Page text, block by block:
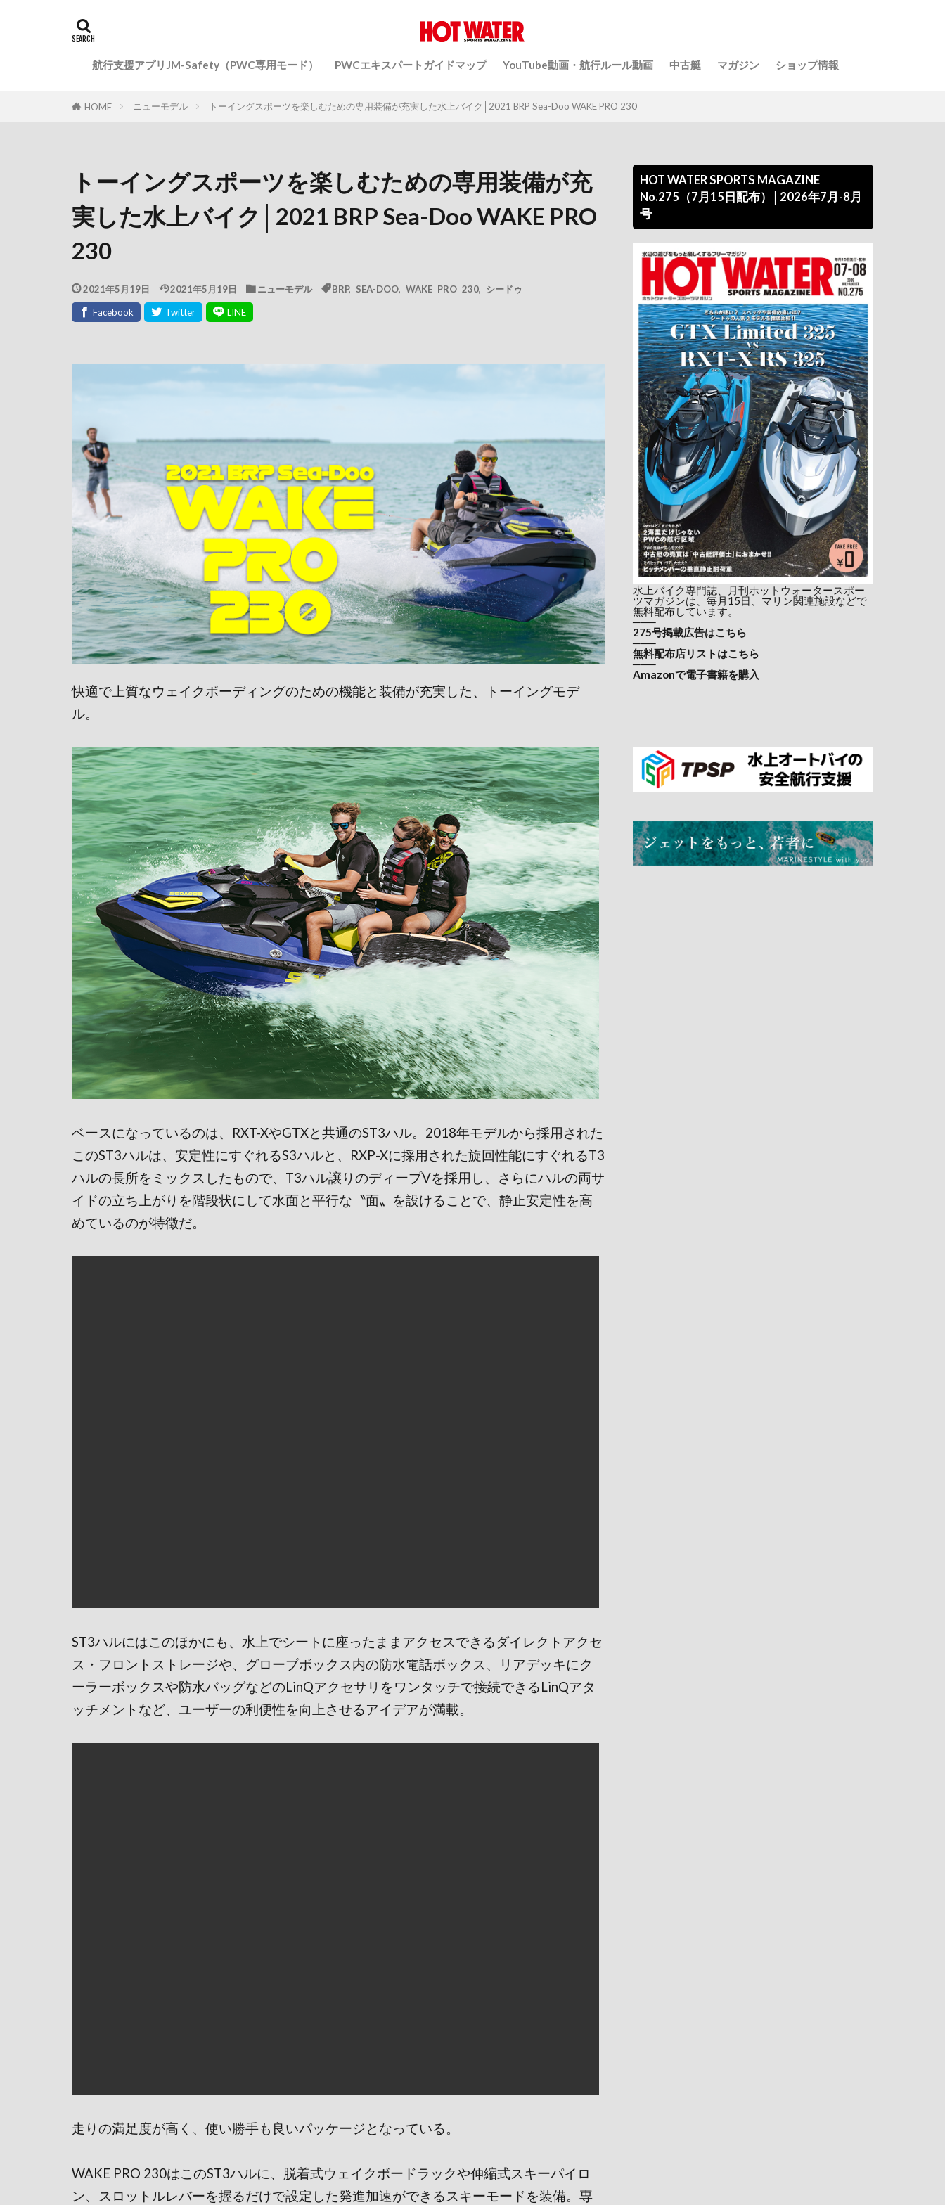
航行支援アプリJM-Safety（PWC専用モード） PWCエキスパートガイドマップ YouTube動画・航行ルール動画 中古艇 マガジン ショップ情報
HOME ニューモデル トーイングスポーツを楽しむための専用装備が充実した水上バイク│2021 BRP Sea-Doo WAKE PRO 230
トーイングスポーツを楽しむための専用装備が充
実した水上バイク│2021 BRP Sea-Doo WAKE PRO
230
2021年5月19日 2021年5月19日 ニューモデル BRP, SEA-DOO WAKE PRO 230 シードゥ
快適で上質なウェイクボーディングのための機能と装備が充実した、トーイングモデ
ル。
ベースになっているのは、RXT-XやGTXと共通のST3ハル。2018年モデルから採用された
このST3ハルは、安定性にすぐれるS3ハルと、RXP-Xに採用された旋回性能にすぐれるT3
ハルの長所をミックスしたもので、T3ハル譲りのディープVを採用し、さらにハルの両サ
イドの立ち上がりを階段状にして水面と平行な〝面〟を設けることで、静止安定性を高
めているのが特徴だ。
ST3ハルにはこのほかにも、水上でシートに座ったままアクセスできるダイレクトアクセ
ス・フロントストレージや、グローブボックス内の防水電話ボックス、リアデッキにク
ーラーボックスや防水バッグなどのLinQアクセサリをワンタッチで接続できるLinQアタ
ッチメントなど、ユーザーの利便性を向上させるアイデアが満載。
走りの満足度が高く、使い勝手も良いパッケージとなっている。
WAKE PRO 230はこのST3ハルに、脱着式ウェイクボードラックや伸縮式スキーパイロ
ン、スロットルレバーを握るだけで設定した発進加速ができるスキーモードを装備。専
HOT WATER SPORTS MAGAZINE
No.275（7月15日配布）│2026年7月-8月
号
水上バイク専門誌、月刊ホットウォータースポー
ツマガジンは、毎月15日、マリン関連施設などで
無料配布しています。
───
275号掲載広告はこちら
───
無料配布店リストはこちら
───
Amazonで電子書籍を購入